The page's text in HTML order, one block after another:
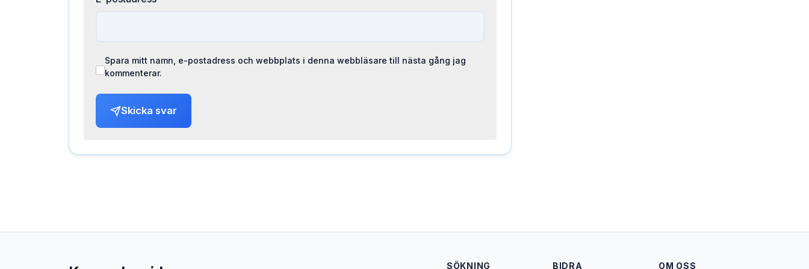
Spara mitt namn, e-postadress och webbplats i denna webbläsare till nästa gång jag
kommenterar.
Skicka svar
SÖKNING BIDRA OM OSS